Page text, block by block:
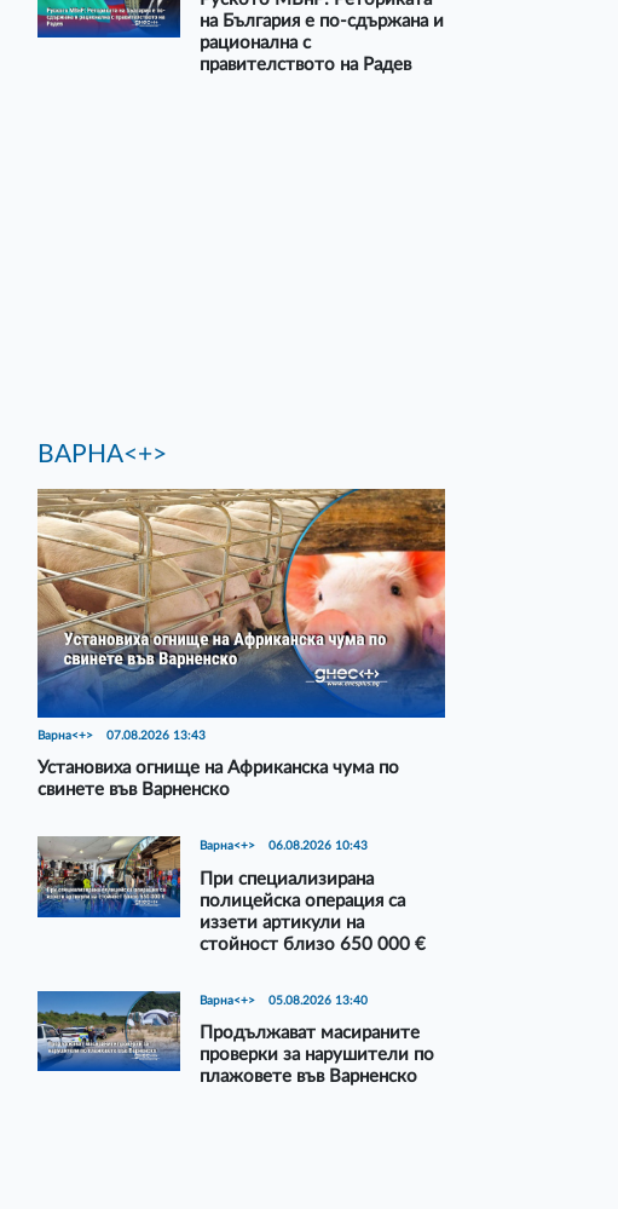
на България е по-сдържана и
рационална с
правителството на Радев
ВАРНА<+>
Варна<+> 07.08.2026 13:43
Установиха огнище на Африканска чума по
свинете във Варненско
Варна<+> 06.08.2026 10:43
При специализирана
полицейска операция са
иззети артикули на
стойност близо 650 000 €
Варна<+> 05.08.2026 13:40
Продължават масираните
проверки за нарушители по
плажовете във Варненско